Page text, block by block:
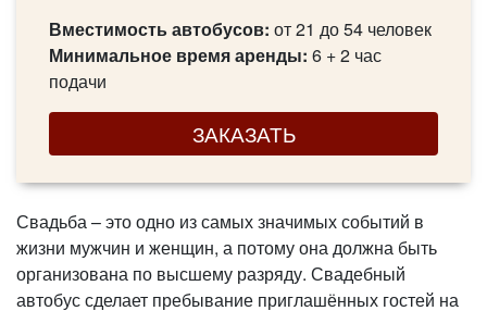
Вместимость автобусов: от 21 до 54 человек
Минимальное время аренды: 6 + 2 час
подачи
ЗАКАЗАТЬ
Свадьба – это одно из самых значимых событий в
жизни мужчин и женщин, а потому она должна быть
организована по высшему разряду. Свадебный
автобус сделает пребывание приглашённых гостей на